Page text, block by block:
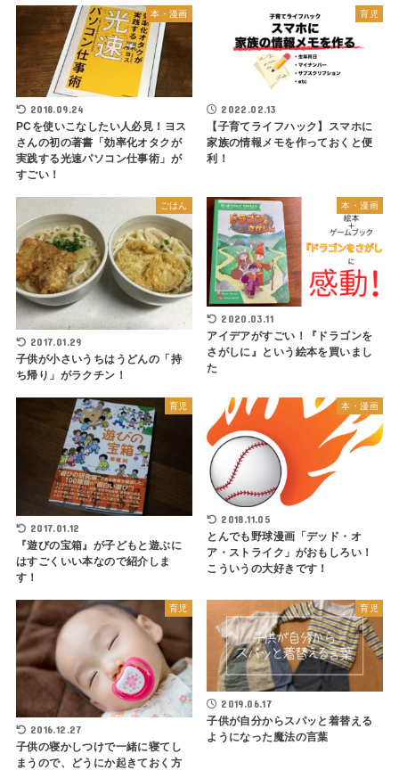
本・漫画
2018.09.24
PCを使いこなしたい人必見！ヨス
さんの初の著書「効率化オタクが
実践する光速パソコン仕事術」が
すごい！
育児
2022.02.13
【子育てライフハック】スマホに
家族の情報メモを作っておくと便
利！
ごはん
2017.01.29
子供が小さいうちはうどんの「持
ち帰り」がラクチン！
本・漫画
2020.03.11
アイデアがすごい！『ドラゴンを
さがしに』という絵本を買いまし
た
育児
2017.01.12
『遊びの宝箱』が子どもと遊ぶに
はすごくいい本なので紹介しま
す！
本・漫画
2018.11.05
とんでも野球漫画「デッド・オ
ア・ストライク」がおもしろい！
こういうの大好きです！
育児
2016.12.27
子供の寝かしつけで一緒に寝てし
まうので、どうにか起きておく方
育児
2019.06.17
子供が自分からスパッと着替える
ようになった魔法の言葉